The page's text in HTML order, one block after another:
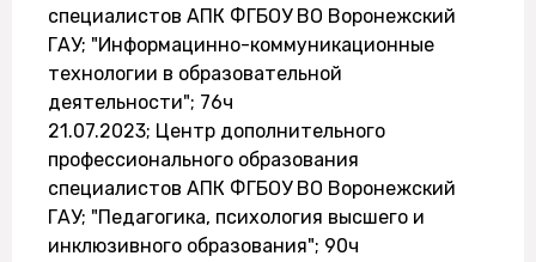
специалистов АПК ФГБОУ ВО Воронежский
ГАУ; "Информацинно-коммуникационные
технологии в образовательной
деятельности"; 76ч
21.07.2023; Центр дополнительного
профессионального образования
специалистов АПК ФГБОУ ВО Воронежский
ГАУ; "Педагогика, психология высшего и
инклюзивного образования"; 90ч